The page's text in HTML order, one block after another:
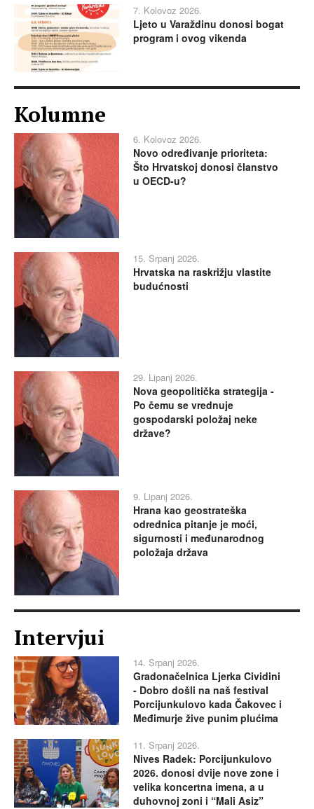
7. Kolovoz 2026.
Ljeto u Varaždinu donosi bogat
program i ovog vikenda
Kolumne
6. Kolovoz 2026.
Novo određivanje prioriteta:
Što Hrvatskoj donosi članstvo
u OECD-u?
15. Srpanj 2026.
Hrvatska na raskrižju vlastite
budućnosti
29. Lipanj 2026.
Nova geopolitička strategija -
Po čemu se vrednuje
gospodarski položaj neke
države?
9. Lipanj 2026.
Hrana kao geostrateška
odrednica pitanje je moći,
sigurnosti i međunarodnog
položaja država
Intervjui
14. Srpanj 2026.
Gradonačelnica Ljerka Cividini
- Dobro došli na naš festival
Porcijunkulovo kada Čakovec i
Međimurje žive punim plućima
11. Srpanj 2026.
Nives Radek: Porcijunkulovo
2026. donosi dvije nove zone i
velika koncertna imena, a u
duhovnoj zoni i “Mali Asiz”